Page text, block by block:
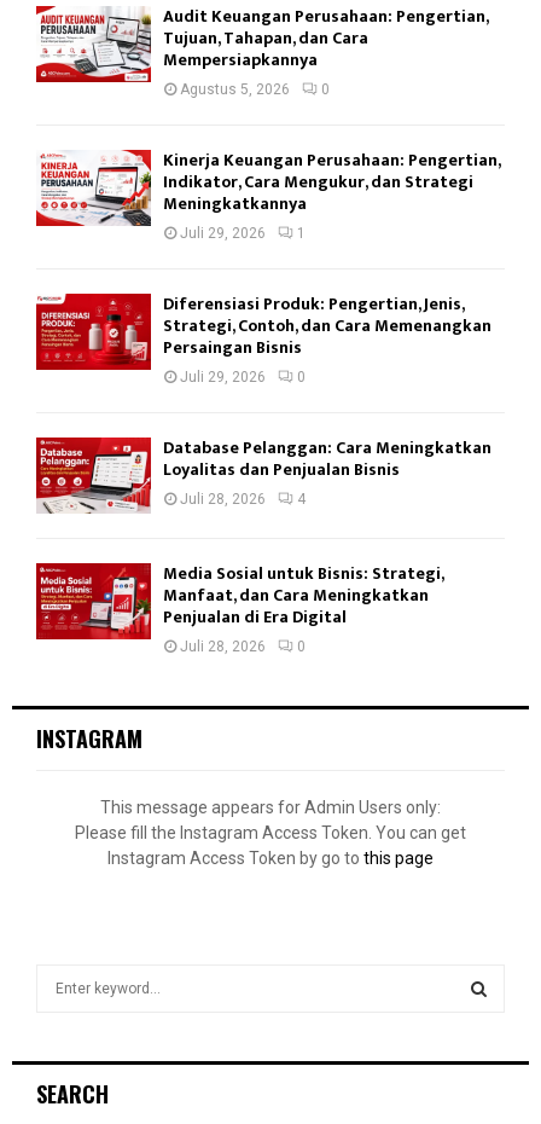
Audit Keuangan Perusahaan: Pengertian,
Tujuan, Tahapan, dan Cara
Mempersiapkannya
Agustus 5, 2026 0
Kinerja Keuangan Perusahaan: Pengertian,
Indikator, Cara Mengukur, dan Strategi
Meningkatkannya
Juli 29, 2026 1
Diferensiasi Produk: Pengertian, Jenis,
Strategi, Contoh, dan Cara Memenangkan
Persaingan Bisnis
Juli 29, 2026 0
Database Pelanggan: Cara Meningkatkan
Loyalitas dan Penjualan Bisnis
Juli 28, 2026 4
Media Sosial untuk Bisnis: Strategi,
Manfaat, dan Cara Meningkatkan
Penjualan di Era Digital
Juli 28, 2026 0
INSTAGRAM
This message appears for Admin Users only:
Please fill the Instagram Access Token. You can get
Instagram Access Token by go to this page
h
SEARCH